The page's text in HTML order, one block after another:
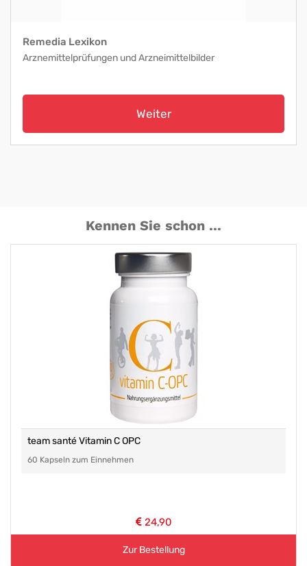
Remedia Lexikon
Arznemittelprüfungen und Arzneimittelbilder
Weiter
Kennen Sie schon ...
team santé Vitamin C OPC
60 Kapseln zum Einnehmen
24,90
Zur Bestellung